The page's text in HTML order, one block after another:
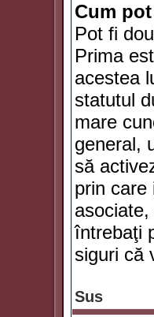
Cum
Pot fi
Prima
acestea
statutul
mare
general,
să
prin care
întrebaţi
siguri că
Sus